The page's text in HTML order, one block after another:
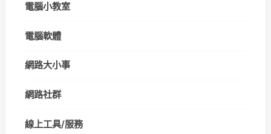
電腦小教室
電腦軟體
網路大小事
網路社群
線上工具/服務